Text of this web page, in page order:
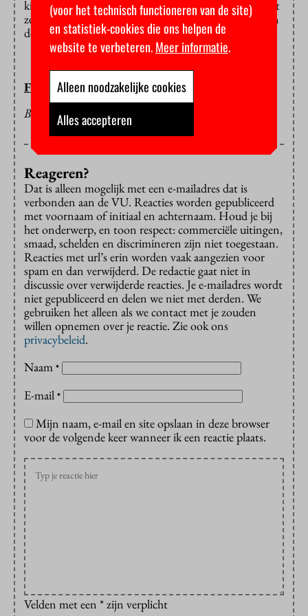
kiezen vaker voor een thuisbevalling. Misschien omdat
ze geen zin hebben om twintig minuten met weeën in
de auto te zitten.”
FLOOR BAL
BEELD: FLICKR - DONNIE RAY JONES
Reageren?
Dat is alleen mogelijk met een e-mailadres dat is
verbonden aan de VU. Reacties worden gepubliceerd
met voornaam of initiaal en achternaam. Houd je bij
het onderwerp, en toon respect: commerciële uitingen,
smaad, schelden en discrimineren zijn niet toegestaan.
Reacties met url’s erin worden vaak aangezien voor
spam en dan verwijderd. De redactie gaat niet in
discussie over verwijderde reacties. Je e-mailadres wordt
niet gepubliceerd en delen we niet met derden. We
gebruiken het alleen als we contact met je zouden
willen opnemen over je reactie. Zie ook ons
privacybeleid.
Naam *
E-mail *
Mijn naam, e-mail en site opslaan in deze browser
voor de volgende keer wanneer ik een reactie plaats.
Velden met een * zijn verplicht
(voor het technisch functioneren van de site)
en statistiek-cookies die ons helpen de
website te verbeteren.Meer informatie.
Alleen noodzakelijke cookies
Alles accepteren